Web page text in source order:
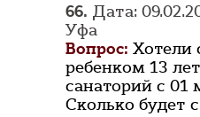
66. Дата:
Уфа
Вопрос:
ребенком 13
санаторий с 01
Сколько будет